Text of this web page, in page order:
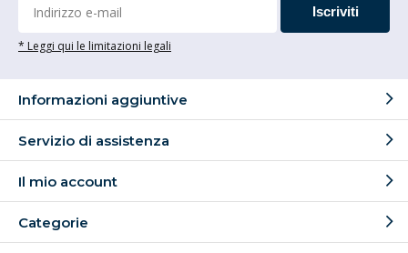
Iscriviti
* Leggi qui le limitazioni legali
Informazioni aggiuntive
Servizio di assistenza
Il mio account
Categorie